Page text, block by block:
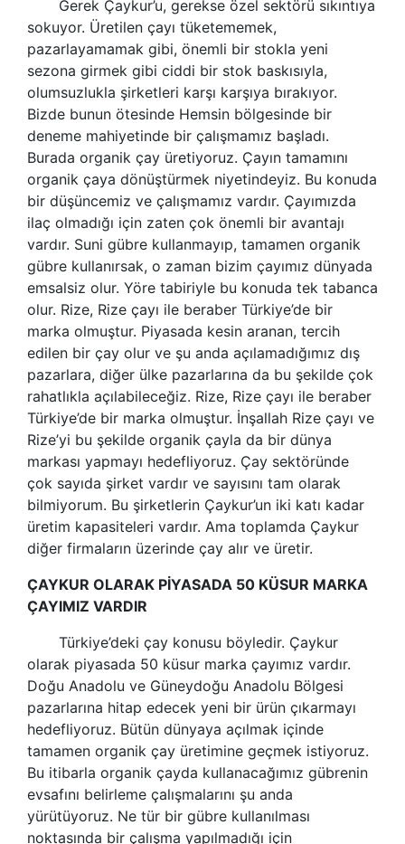
Gerek Çaykur’u, gerekse özel sektörü sıkıntıya
sokuyor. Üretilen çayı tüketememek,
pazarlayamamak gibi, önemli bir stokla yeni
sezona girmek gibi ciddi bir stok baskısıyla,
olumsuzlukla şirketleri karşı karşıya bırakıyor.
Bizde bunun ötesinde Hemsin bölgesinde bir
deneme mahiyetinde bir çalışmamız başladı.
Burada organik çay üretiyoruz. Çayın tamamını
organik çaya dönüştürmek niyetindeyiz. Bu konuda
bir düşüncemiz ve çalışmamız vardır. Çayımızda
ilaç olmadığı için zaten çok önemli bir avantajı
vardır. Suni gübre kullanmayıp, tamamen organik
gübre kullanırsak, o zaman bizim çayımız dünyada
emsalsiz olur. Yöre tabiriyle bu konuda tek tabanca
olur. Rize, Rize çayı ile beraber Türkiye’de bir
marka olmuştur. Piyasada kesin aranan, tercih
edilen bir çay olur ve şu anda açılamadığımız dış
pazarlara, diğer ülke pazarlarına da bu şekilde çok
rahatlıkla açılabileceğiz. Rize, Rize çayı ile beraber
Türkiye’de bir marka olmuştur. İnşallah Rize çayı ve
Rize’yi bu şekilde organik çayla da bir dünya
markası yapmayı hedefliyoruz. Çay sektöründe
çok sayıda şirket vardır ve sayısını tam olarak
bilmiyorum. Bu şirketlerin Çaykur’un iki katı kadar
üretim kapasiteleri vardır. Ama toplamda Çaykur
diğer firmaların üzerinde çay alır ve üretir.
ÇAYKUR OLARAK PİYASADA 50 KÜSUR MARKA
ÇAYIMIZ VARDIR
Türkiye’deki çay konusu böyledir. Çaykur
olarak piyasada 50 küsur marka çayımız vardır.
Doğu Anadolu ve Güneydoğu Anadolu Bölgesi
pazarlarına hitap edecek yeni bir ürün çıkarmayı
hedefliyoruz. Bütün dünyaya açılmak içinde
tamamen organik çay üretimine geçmek istiyoruz.
Bu itibarla organik çayda kullanacağımız gübrenin
evsafını belirleme çalışmalarını şu anda
yürütüyoruz. Ne tür bir gübre kullanılması
noktasında bir çalışma yapılmadığı için